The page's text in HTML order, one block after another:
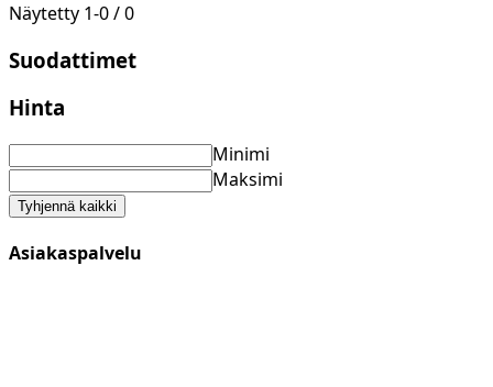
Näytetty 1-0/0
Suodattimet
Hinta
Minimi
Maksimi
Tyhjennä kaikki
Asiakaspalvelu